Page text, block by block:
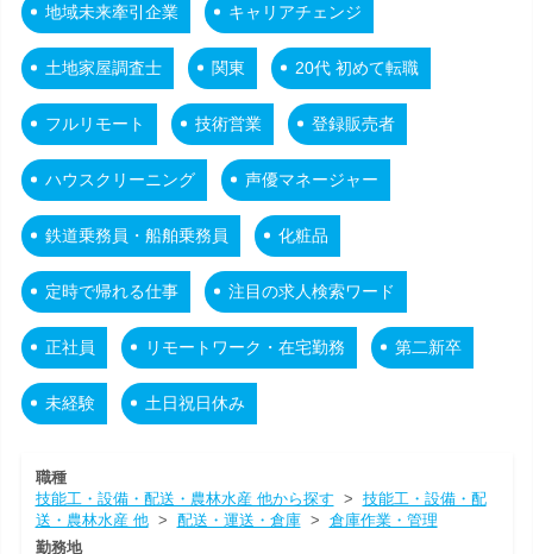
地域未来牽引企業 キャリアチェンジ
土地家屋調査士 関東 20代 初めて転職
フルリモート 技術営業 登録販売者
ハウスクリーニング 声優マネージャー
鉄道乗務員・船舶乗務員 化粧品
定時で帰れる仕事 注目の求人検索ワード
正社員 リモートワーク・在宅勤務 第二新卒
未経験 土日祝日休み
職種
技能工・設備・配送・農林水産 他から探す > 技能工・設備・配
送・農林水産 他> 配送・運送・倉庫> 倉庫作業・管理
勤務地